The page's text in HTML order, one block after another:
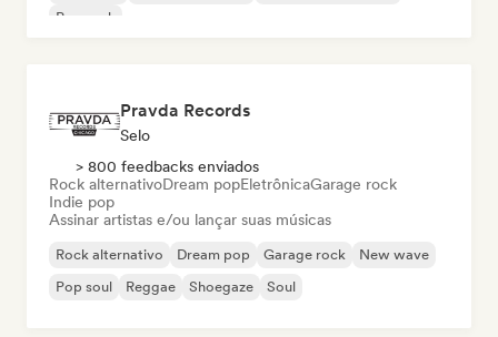
Pop rock
Pravda Records
Selo
> 800 feedbacks enviados
Rock alternativoDream popEletrônicaGarage rock
Indie pop
Assinar artistas e/ou lançar suas músicas
Rock alternativo Dream pop Garage rock
New wave
Pop soul
Reggae Shoegaze Soul